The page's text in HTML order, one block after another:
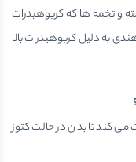
و تخمه ها که کربوهیدرات
به دلیل کربوهیدرات بالا
کفایت می کند تا بدن در حالت کتوز